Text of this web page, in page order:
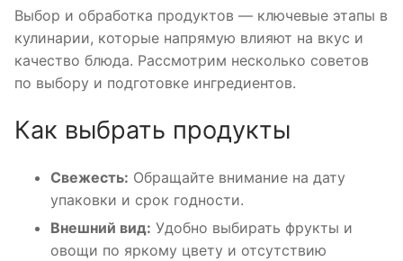
Выбор и обработка продуктов — ключевые этапы в
кулинарии, которые напрямую влияют на вкус и
качество блюда. Рассмотрим несколько советов
по выбору и подготовке ингредиентов.
Как выбрать продукты
Свежесть: Обращайте внимание на дату
упаковки и срок годности.
Внешний вид: Удобно выбирать фрукты и
овощи по яркому цвету и отсутствию